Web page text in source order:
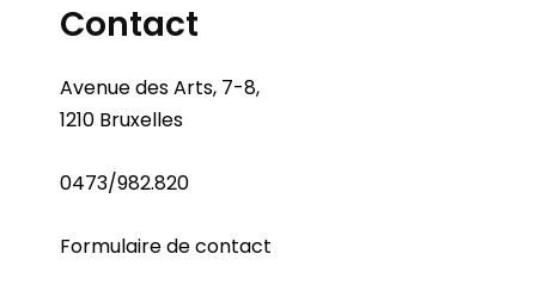
Contact
Avenue des Arts, 7-8,
1210 Bruxelles
0473/982.820
Formulaire de contact